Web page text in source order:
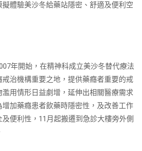
體驗美沙冬給藥站隱密、舒適及便利空
年開始，在精神科成立美沙冬替代療法
治機構重要之地，提供藥癮者重要的戒
用情形日益劇增，延伸出相關醫療需求
加藥癮患者飲藥時隱密性，及改善工作
便利性，11月起搬遷到急診大樓旁外側